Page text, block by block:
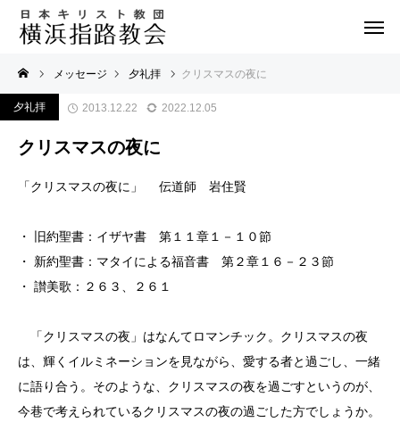
メッセージ 夕礼拝 クリスマスの夜に
夕礼拝 2013.12.22 2022.12.05
クリスマスの夜に
「クリスマスの夜に」 伝道師 岩住賢
・ 旧約聖書：イザヤ書 第１１章１－１０節
・ 新約聖書：マタイによる福音書 第２章１６－２３節
・ 讃美歌：２６３、２６１
「クリスマスの夜」はなんてロマンチック。クリスマスの夜
は、輝くイルミネーションを見ながら、愛する者と過ごし、一緒
に語り合う。そのような、クリスマスの夜を過ごすというのが、
今巷で考えられているクリスマスの夜の過ごした方でしょうか。